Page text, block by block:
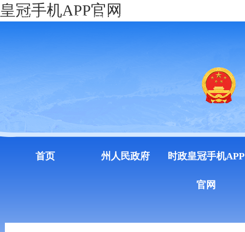
皇冠手机APP官网
中国政府网 云南省人民政府门户网站
首页 州人民政府 时政皇冠手机APP
官网